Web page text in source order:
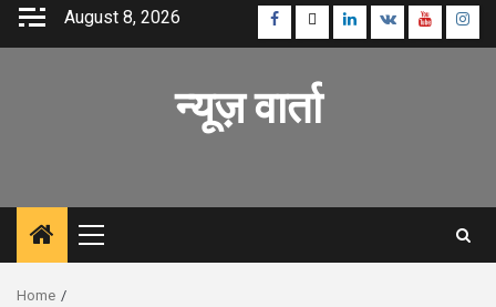
Skip
August 8, 2026 Facebook
TwitterLinkedin
VK Youtube
न्यूज़ वार्ता
Primary
Menu
Home